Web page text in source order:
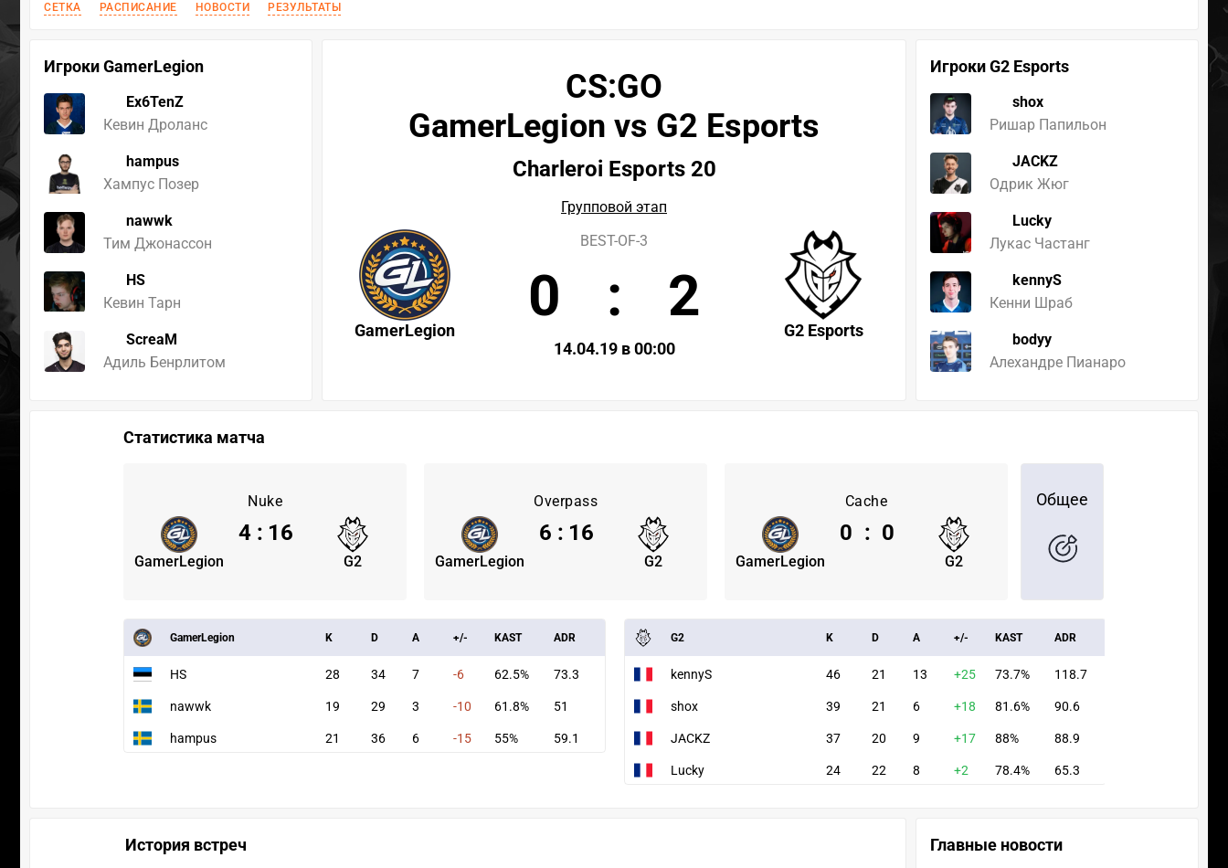
СЕТКА РАСПИСАНИЕ НОВОСТИ РЕЗУЛЬТАТЫ
Игроки GamerLegion
Ex6TenZ
Кевин Дроланс
hampus
Хампус Позер
nawwk
Тим Джонассон
HS
Кевин Тарн
ScreaM
Адиль Бенрлитом
Игроки G2 Esports
shox
Ришар Папильон
JACKZ
Одрик Жюг
Lucky
Лукас Частанг
kennyS
Кенни Шраб
bodyy
Алехандре Пианаро
CS:GO
GamerLegion vs G2 Esports
Charleroi Esports 20
Групповой этап
GamerLegion G2 Esports
BEST-OF-3
0 : 2
14.04.19 в 00:00
Статистика матча
Nuke
GamerLegion G2
4 : 16
Overpass
GamerLegion G2
6 : 16
Cache
GamerLegion G2
0 : 0
Общее
GamerLegion K D A +/- KAST ADR
HS 28 34 7 -6 62.5% 73.3
nawwk 19 29 3 -10 61.8% 51
hampus 21 36 6 -15 55% 59.1
G2 K D A +/- KAST ADR
kennyS 46 21 13 +25 73.7% 118.7
shox 39 21 6 +18 81.6% 90.6
JACKZ 37 20 9 +17 88% 88.9
Lucky 24 22 8 +2 78.4% 65.3
История встреч Главные новости